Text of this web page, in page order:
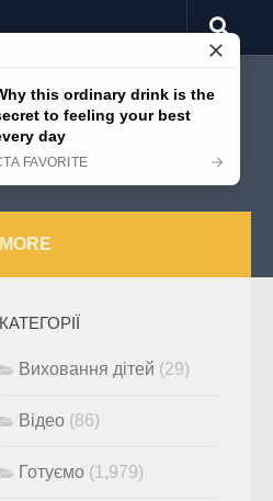
MORE
КАТЕГОРІЇ
Виховання дітей (29)
Відео (86)
Готуємо (1,979)